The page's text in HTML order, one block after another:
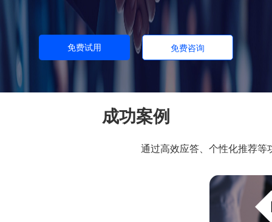
决，从而增强了投资者的满意度与忠诚度。
免费试用 免费咨询
成功案例
通过高效应答、个性化推荐等